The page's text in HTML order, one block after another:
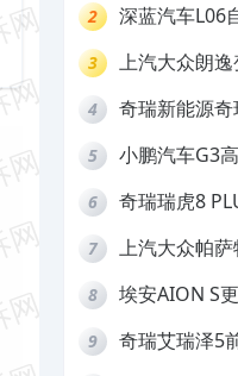
2
深蓝汽车L06
3
上汽大众朗
4
奇瑞新能源
拒绝三电质保
5
小鹏汽车G3
6
奇瑞瑞虎8
7
上汽大众帕
8
埃安AION S
9
奇瑞艾瑞泽5